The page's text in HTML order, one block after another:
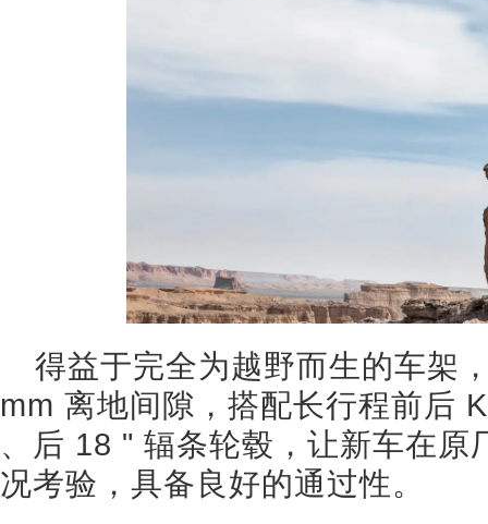
得益于完全为越野而生的车架
mm 离地间隙，搭配长行程前后
、后 18 " 辐条轮毂，让新车在原
况考验，具备良好的通过性。